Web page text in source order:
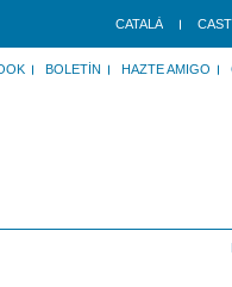
CATALÀ
BOLETÍN HAZTE AMIGO